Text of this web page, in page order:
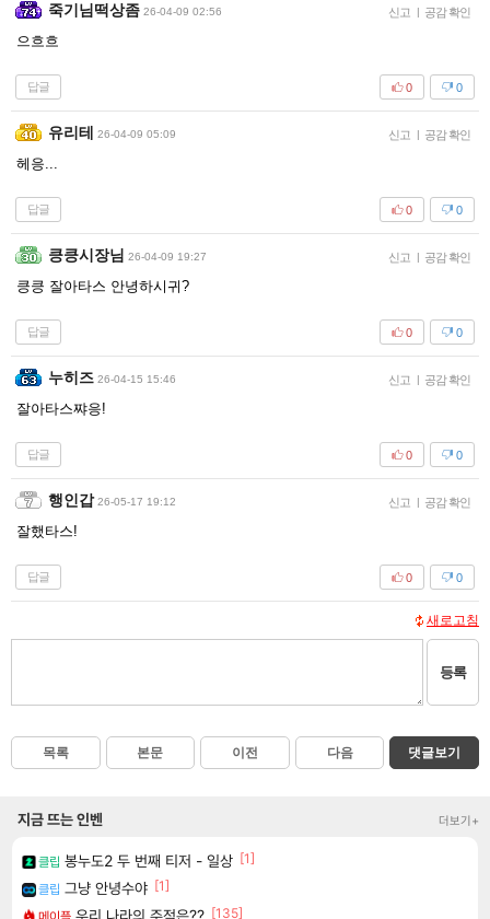
죽기님떡상좀 26-04-09 02:56 신고 | 공감 확인
으흐흐
답글 0
0
유리테 26-04-09 05:09 신고 | 공감 확인
헤응...
답글 0
0
킁킁시장님 26-04-09 19:27 신고 | 공감 확인
킁킁 잘아타스 안녕하시귀?
답글 0
0
누히즈 26-04-15 15:46 신고 | 공감 확인
잘아타스쨔응!
답글 0
0
행인갑 26-05-17 19:12 신고 | 공감 확인
잘했타스!
답글 0
0
새로고침
등록
목록 본문 이전 다음 댓글보기
지금 뜨는 인벤 더보기+
클립 봉누도2 두 번째 티저 - 일상 [1]
클립 그냥 안녕수야 [1]
[135]